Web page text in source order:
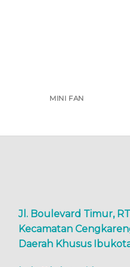
MINI FAN
Jl. Boulevard Timur,
Kecamatan
Daerah Khusus